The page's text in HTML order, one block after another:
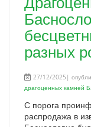
разных
27/12/2025|
драгоценных камней
С порога
распродажа в